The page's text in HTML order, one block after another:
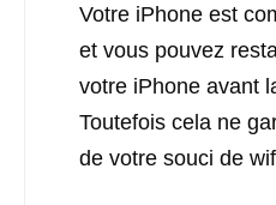
Votre iPhone est
et vous pouvez
votre iPhone avant
Toutefois cela ne
de votre souci de